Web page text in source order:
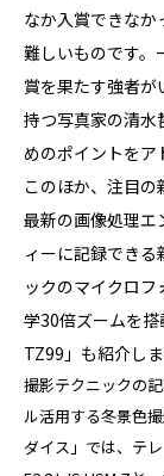
なか入賞できなか
難しいものです。
賞を果たす強者
持つ写真家の清水
めのポイントをア
このほか、注目の
最新の画像処理エ
ィーに記録でき
ックのマイクロ
学30倍ズームを
TZ99」も紹介しま
撮影テクニックの
ル活用する冬景色
ダイス」では、テ